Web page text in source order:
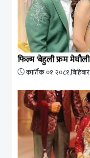
फिल्म 'बेहुली फ्रम
कार्तिक ०१ २०८१,बिहिबार